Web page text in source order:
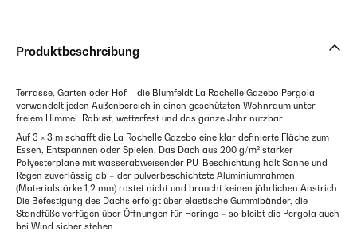
Produktbeschreibung
Terrasse, Garten oder Hof – die Blumfeldt La Rochelle Gazebo Pergola
verwandelt jeden Außenbereich in einen geschützten Wohnraum unter
freiem Himmel. Robust, wetterfest und das ganze Jahr nutzbar.
Auf 3 × 3 m schafft die La Rochelle Gazebo eine klar definierte Fläche zum
Essen, Entspannen oder Spielen. Das Dach aus 200 g/m² starker
Polyesterplane mit wasserabweisender PU-Beschichtung hält Sonne und
Regen zuverlässig ab – der pulverbeschichtete Aluminiumrahmen
(Materialstärke 1,2 mm) rostet nicht und braucht keinen jährlichen Anstrich.
Die Befestigung des Dachs erfolgt über elastische Gummibänder, die
Standfüße verfügen über Öffnungen für Heringe – so bleibt die Pergola auch
bei Wind sicher stehen.